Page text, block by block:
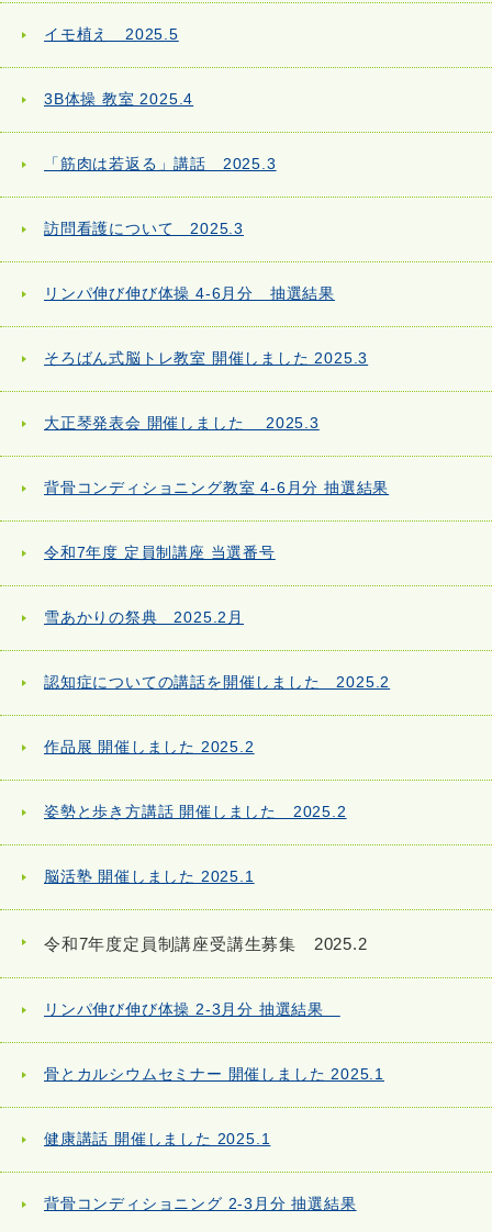
イモ植え 2025.5
3B体操 教室 2025.4
「筋肉は若返る」講話 2025.3
訪問看護について 2025.3
リンパ伸び伸び体操 4-6月分 抽選結果
そろばん式脳トレ教室 開催しました 2025.3
大正琴発表会 開催しました 2025.3
背骨コンディショニング教室 4-6月分 抽選結果
令和7年度 定員制講座 当選番号
雪あかりの祭典 2025.2月
認知症についての講話を開催しました 2025.2
作品展 開催しました 2025.2
姿勢と歩き方講話 開催しました 2025.2
脳活塾 開催しました 2025.1
令和7年度定員制講座受講生募集 2025.2
リンパ伸び伸び体操 2-3月分 抽選結果
骨とカルシウムセミナー 開催しました 2025.1
健康講話 開催しました 2025.1
背骨コンディショニング 2-3月分 抽選結果